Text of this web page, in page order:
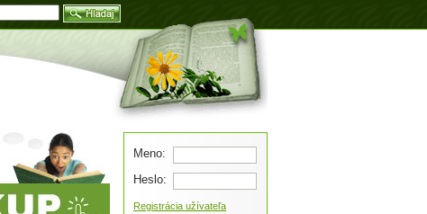
Meno:
Heslo:
Registrácia užívateľa